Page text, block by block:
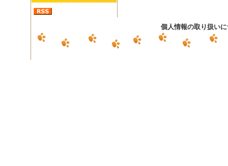
個人情報の取り扱い